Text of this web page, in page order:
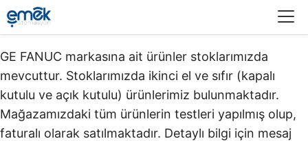
GE FANUC markasına ait ürünler stoklarımızda
mevcuttur. Stoklarımızda ikinci el ve sıfır (kapalı
kutulu ve açık kutulu) ürünlerimiz bulunmaktadır.​
Mağazamızdaki tüm ürünlerin testleri yapılmış olup,
faturalı olarak satılmaktadır. Detaylı bilgi için mesaj